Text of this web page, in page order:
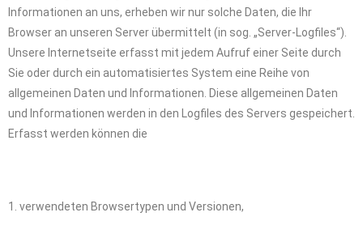
Informationen an uns, erheben wir nur solche Daten, die Ihr
Browser an unseren Server übermittelt (in sog. „Server-Logfiles“).
Unsere Internetseite erfasst mit jedem Aufruf einer Seite durch
Sie oder durch ein automatisiertes System eine Reihe von
allgemeinen Daten und Informationen. Diese allgemeinen Daten
und Informationen werden in den Logfiles des Servers gespeichert.
Erfasst werden können die
1. verwendeten Browsertypen und Versionen,